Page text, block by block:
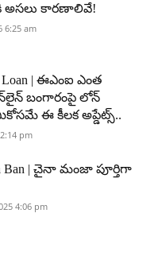
అసలు కారణాలివే!
6:25 am
Loan | ఈఎంఐ ఎంత
బంగారంపై లోన్
ఈ కీలక అప్డేట్స్..
pm
Ban | చైనా మంజా పూర్తిగా
4:06 pm